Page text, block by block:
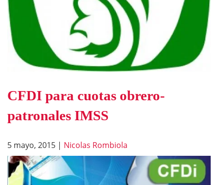
CFDI para cuotas obrero-
patronales IMSS
5 mayo, 2015 | Nicolas Rombiola